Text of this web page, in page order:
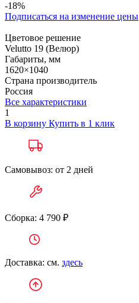
-18%
Подписаться на изменение цены
Цветовое решение
Velutto 19 (Велюр)
Габариты, мм
1620×1040
Страна производитель
Россия
Все характеристики
1
В корзину Купить в 1 клик
Самовывоз: от 2 дней
Сборка: 4 790 ₽
Доставка: см. здесь